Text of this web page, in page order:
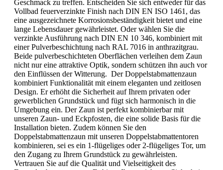
Geschmack zu treffen. Entscheiden Sie sich entweder für das
Vollbad feuerverzinkte Finish nach DIN EN ISO 1461, das
eine ausgezeichnete Korrosionsbeständigkeit bietet und eine
lange Lebensdauer gewährleistet. Oder wählen Sie die
verzinkte Ausführung nach DIN EN 10 346, kombiniert mit
einer Pulverbeschichtung nach RAL 7016 in anthrazitgrau.
Beide pulverbeschichteten Oberflächen verleihen dem Zaun
nicht nur eine attraktive Optik, sondern schützen ihn auch vor
den Einflüssen der Witterung. Der Doppelstabmattenzaun
kombiniert Funktionalität mit einem eleganten und zeitlosen
Design. Er erhöht die Sicherheit auf Ihrem privaten oder
gewerblichen Grundstück und fügt sich harmonisch in die
Umgebung ein. Der Zaun ist perfekt kombinierbar mit
unseren Zaun- und Eckpfosten, die eine solide Basis für die
Installation bieten. Zudem können Sie den
Doppelstabmattenzaun mit unseren Doppelstabmattentoren
kombinieren, sei es ein 1-flügeliges oder 2-flügeliges Tor, um
den Zugang zu Ihrem Grundstück zu gewährleisten.
Vertrauen Sie auf die Qualität und Vielseitigkeit des